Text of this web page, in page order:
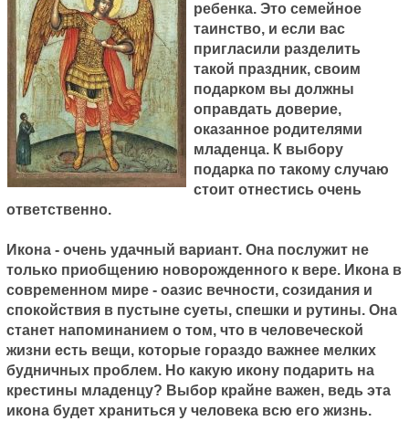
ребенка. Это семейное
таинство, и если вас
пригласили разделить
такой праздник, своим
подарком вы должны
оправдать доверие,
оказанное родителями
младенца. К выбору
подарка по такому случаю
стоит отнестись очень
ответственно.
Икона - очень удачный вариант. Она послужит не
только приобщению новорожденного к вере. Икона в
современном мире - оазис вечности, созидания и
спокойствия в пустыне суеты, спешки и рутины. Она
станет напоминанием о том, что в человеческой
жизни есть вещи, которые гораздо важнее мелких
будничных проблем. Но какую икону подарить на
крестины младенцу? Выбор крайне важен, ведь эта
икона будет храниться у человека всю его жизнь.